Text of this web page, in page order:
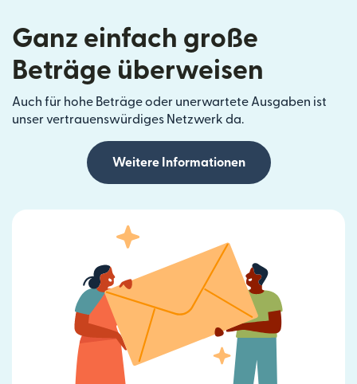
Ganz einfach große
Beträge überweisen
Auch für hohe Beträge oder unerwartete Ausgaben ist
unser vertrauenswürdiges Netzwerk da.
Weitere Informationen